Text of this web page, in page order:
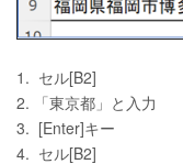
1. セル[B2]
2. 「東京都」と入力
3. [Enter]キー
4. セル[B2]